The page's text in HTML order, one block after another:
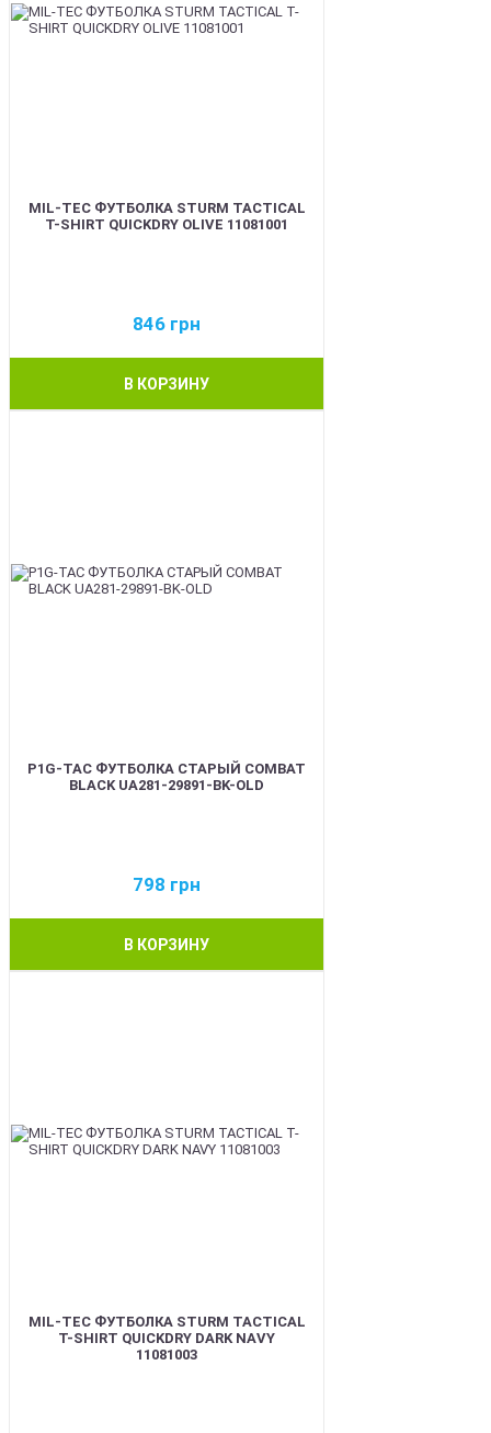
MIL-TEC ФУТБОЛКА STURM TACTICAL
T-SHIRT QUICKDRY OLIVE 11081001
846 грн
В КОРЗИНУ
P1G-TAC ФУТБОЛКА СТАРЫЙ COMBAT
BLACK UA281-29891-BK-OLD
798 грн
В КОРЗИНУ
MIL-TEC ФУТБОЛКА STURM TACTICAL
T-SHIRT QUICKDRY DARK NAVY
11081003